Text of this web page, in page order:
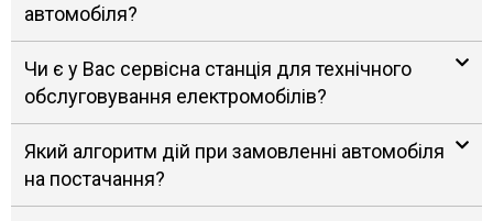
автомобіля?
Чи є у Вас сервісна станція для технічного
обслуговування електромобілів?
Який алгоритм дій при замовленні автомобіля
на постачання?